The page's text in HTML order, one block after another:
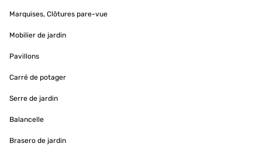
Marquises, Clôtures pare-vue
Mobilier de jardin
Pavillons
Carré de potager
Serre de jardin
Balancelle
Brasero de jardin